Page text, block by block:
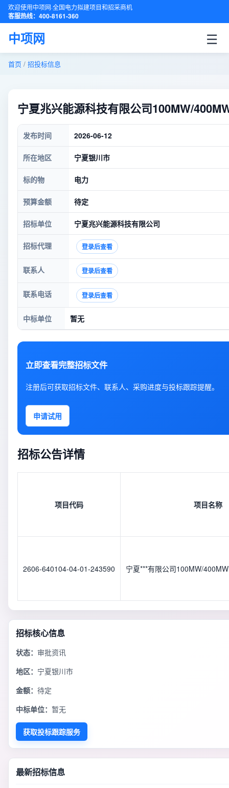
欢迎使用中项网·全国电力拟建项目和招采商机
客服热线：400-8161-360
中项网 ☰
首页 / 招投标信息
宁夏兆兴能源科技有限公司100MW/
发布时间 2026-06-12
所在地区 宁夏银川市
标的物 电力
预算金额 待定
招标单位 宁夏兆兴能源科技有限公司
招标代理 登录后查看
联系人 登录后查看
联系电话 登录后查看
中标单位 暂无
立即查看完整招标文件
注册后可获取招标文件、联系人、采购进度与投标跟踪提醒。
申请试用
招标公告详情
项目代码 项目名称
2606-640104-04-01-243590 宁夏***有限公司100MW/
招标核心信息
状态： 审批资讯
地区： 宁夏银川市
金额： 待定
中标单位： 暂无
获取投标跟踪服务
最新招标信息